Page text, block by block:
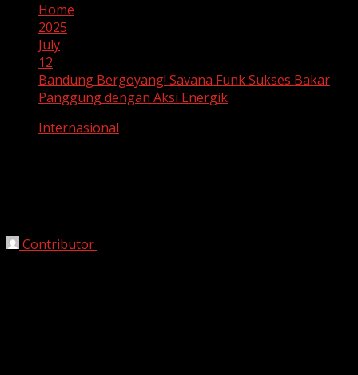
Home
2025
July
12
Bandung Bergoyang! Savana Funk Sukses Bakar
Panggung dengan Aksi Energik
Internasional
Contributor